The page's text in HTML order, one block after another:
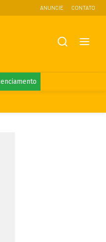
ANUNCIE CONTATO